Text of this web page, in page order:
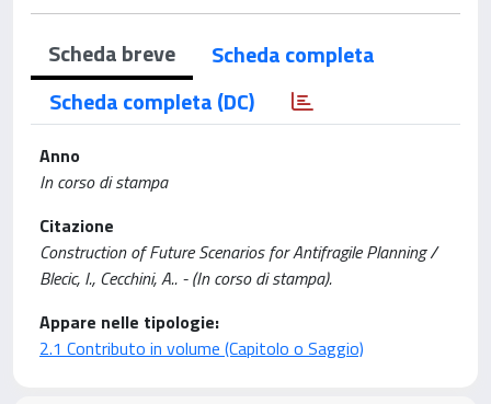
Scheda breve
Scheda completa
Scheda completa (DC)
Anno
In corso di stampa
Citazione
Construction of Future Scenarios for Antifragile Planning /
Blecic, I., Cecchini, A.. - (In corso di stampa).
Appare nelle tipologie:
2.1 Contributo in volume (Capitolo o Saggio)